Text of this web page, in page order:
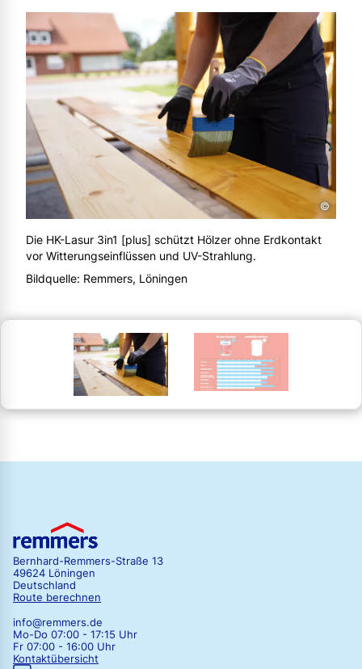
Die HK-Lasur 3in1 [plus] schützt Hölzer ohne Erdkontakt
vor Witterungseinflüssen und UV-Strahlung.
Bildquelle: Remmers, Löningen
©
Bernhard-Remmers-Straße 13
49624 Löningen
Deutschland
Route berechnen
info@remmers.de
Mo-Do 07:00 - 17:15 Uhr
Fr 07:00 - 16:00 Uhr
Kontaktübersicht